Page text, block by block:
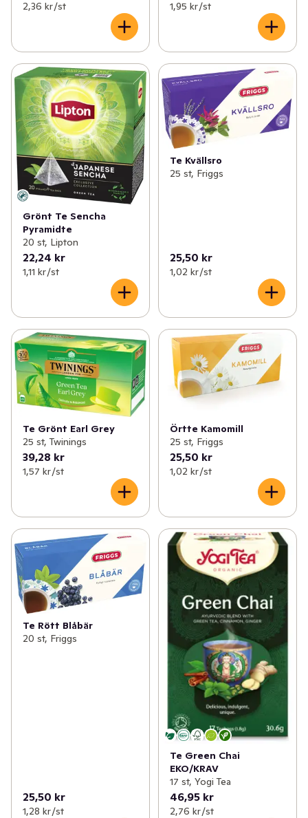
2,36 kr /st 1,95 kr /st
Grönt Te Sencha
Pyramidte
20 st, Lipton
22,24 kr
1,11 kr /st
Te Kvällsro
25 st, Friggs
25,50 kr
1,02 kr /st
Te Grönt Earl Grey
25 st, Twinings
39,28 kr
1,57 kr /st
Örtte Kamomill
25 st, Friggs
25,50 kr
1,02 kr /st
Te Rött Blåbär
20 st, Friggs
25,50 kr
1,28 kr /st
Te Green Chai
EKO/KRAV
17 st, Yogi Tea
46,95 kr
2,76 kr /st